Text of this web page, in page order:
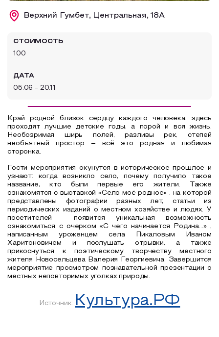
Образовательный туризм
Верхний Гумбет, Центральная, 18А
СТОИМОСТЬ
100
ДАТА
05.06 - 20.11
Край родной близок сердцу каждого человека, здесь
проходят лучшие детские годы, а порой и вся жизнь.
Необозримая ширь полей, разливы рек, степей
необъятный простор – всё это родная и любимая
сторонка.
Гости мероприятия окунутся в историческое прошлое и
узнают: когда возникло село, почему получило такое
название, кто были первые его жители. Также
ознакомятся с выставкой «Село моё родное» , на которой
представлены фотографии разных лет, статьи из
периодических изданий о местном хозяйстве и людях. У
посетителей появится уникальная возможность
ознакомиться с очерком «С чего начинается Родина…» ,
написанным уроженцем села Пикаловым Иваном
Харитоновичем и послушать отрывки, а также
прикоснуться к поэтическому творчеству местного
жителя Новосельцева Валерия Георгиевича. Завершится
мероприятие просмотром познавательной презентации о
местных неповторимых уголках природы.
Источник: Культура.РФ